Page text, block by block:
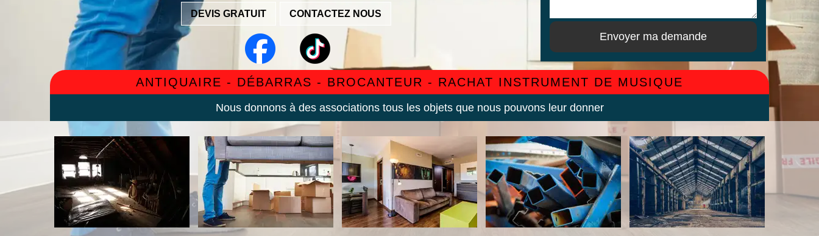
DEVIS GRATUIT CONTACTEZ NOUS
ANTIQUAIRE - DÉBARRAS - BROCANTEUR - RACHAT INSTRUMENT DE MUSIQUE
Nous donnons à des associations tous les objets que nous pouvons leur donner